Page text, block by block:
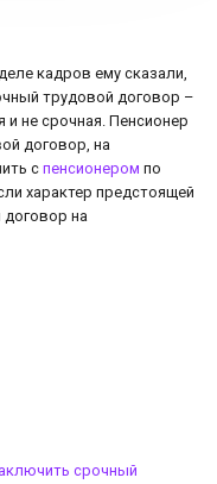
кадров ему сказали,
трудовой договор –
и не срочная. Пенсионер
договор, на
с пенсионером по
характер предстоящей
на
срочный